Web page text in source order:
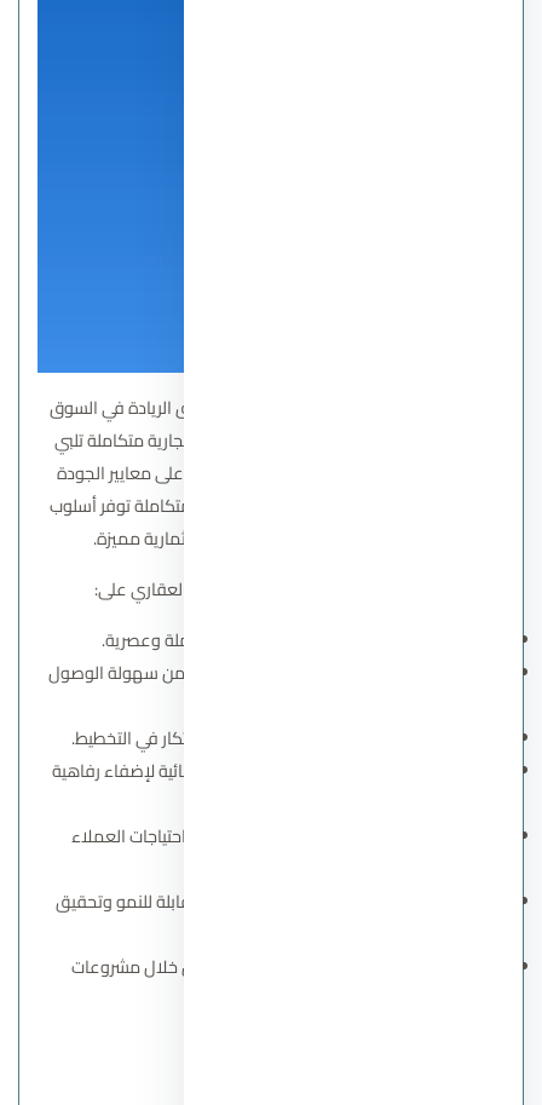
تركز شركة اماراري للتطوير العقاري على تحقيق الريادة في السوق
العقاري من خلال تقديم مشروعات سكنية وتجارية متكاملة تلبي
احتياجات العملاء والمستثمرين، مع الالتزام بأعلى معايير الجودة
والفخامة. تهدف الشركة إلى بناء مجتمعات متكاملة توفر أسلوب
حياة راقي ومتوازن، مع توفير فرص استثمارية مميزة.
وتتضمن أهداف شركة اماراي للتطوير العقاري على:
تقديم مشروعات سكنية وتجارية متكاملة وعصرية.
اختيار مواقع استراتيجية حيوية للمشروعات تضمن سهولة الوصول
التركيز على جودة التصميم المعماري والابتكار في التخطيط.
استغلال المساحات الخضراء والمسطحات المائية لإضفاء رفاهية
توفير وحدات سكنية متنوعة لتلبية مختلف احتياجات العملاء
دعم الاستثمار العقاري من خلال مشروعات قابلة للنمو وتحقيق
المساهمة في تطوير المجتمع المحلي من خلال مشروعات